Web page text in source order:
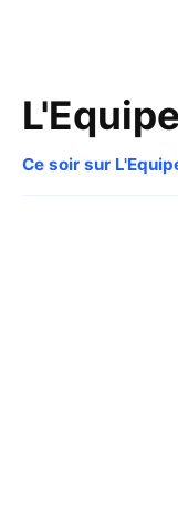
Ce soir sur